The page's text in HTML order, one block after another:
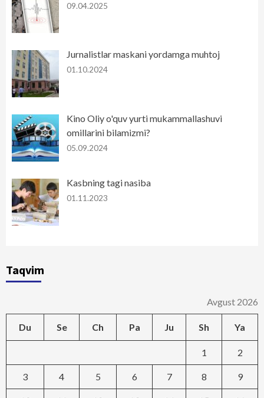
09.04.2025
Jurnalistlar maskani yordamga muhtoj
01.10.2024
Kino Oliy o'quv yurti mukammallashuvi
omillarini bilamizmi?
05.09.2024
Kasbning tagi nasiba
01.11.2023
Taqvim
Avgust 2026
Du Se Ch Pa Ju Sh Ya
1 2
3 4 5 6 7 8 9